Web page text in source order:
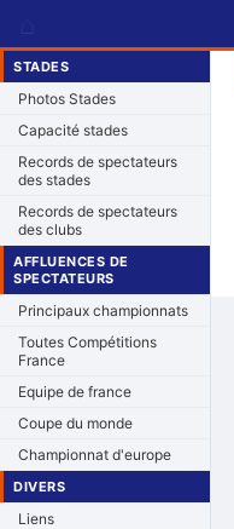
STADES
Photos Stades
Capacité stades
Records de spectateurs
des stades
Records de spectateurs
des clubs
AFFLUENCES DE
SPECTATEURS
Principaux championnats
Toutes Compétitions
France
Equipe de france
Coupe du monde
Championnat d'europe
DIVERS
Liens